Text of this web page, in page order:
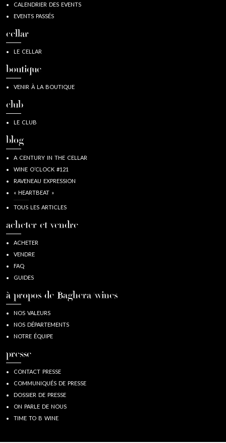
CALENDRIER DES EVENTS
EVENTS PASSÉS
cellar
LE CELLAR
boutique
VENIR À LA BOUTIQUE
club
LE CLUB
blog
A CENTURY IN THE CELLAR
WINE O’CLOCK #121
RAVENEAU EXPRESSION
« HEARTBEAT »
TOUS LES ARTICLES
acheter et vendre
ACHETER
VENDRE
FAQ
GUIDES
à propos de Baghera/wines
NOS VALEURS
NOS DÉPARTEMENTS
NOTRE ÉQUIPE
presse
CONTACT PRESSE
COMMUNIQUÉS DE PRESSE
DOSSIER DE PRESSE
ON PARLE DE NOUS
TIME TO B WINE